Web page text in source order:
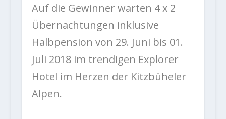
Auf die Gewinner warten 4 x 2
Übernachtungen inklusive
Halbpension von 29. Juni bis 01.
Juli 2018 im trendigen Explorer
Hotel im Herzen der Kitzbüheler
Alpen.